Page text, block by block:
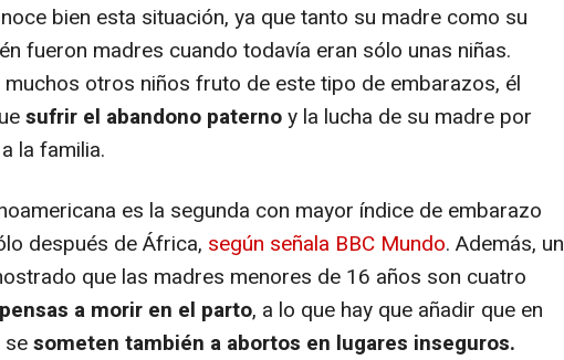
bien esta situación, ya que tanto su madre como su
fueron madres cuando todavía eran sólo unas niñas.
otros niños fruto de este tipo de embarazos, él
sufrir el abandono paternoy la lucha de su madre por
la familia.
es la segunda con mayor índice de embarazo
después de África, según señala BBC Mundo. Además, un
que las madres menores de 16 años son cuatro
a morir en el parto, a lo que hay que añadir que en
sesometen también a abortos en lugares inseguros.